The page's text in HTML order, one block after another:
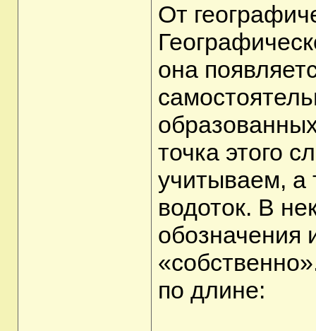
От
она
точка этого
учитываем, а
водоток. В
обозначения
по длине: